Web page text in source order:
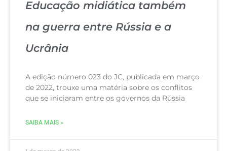
Educação midiática também
na guerra entre Rússia e a
Ucrânia
A edição número 023 do JC, publicada em março
de 2022, trouxe uma matéria sobre os conflitos
que se iniciaram entre os governos da Rússia
SAIBA MAIS »